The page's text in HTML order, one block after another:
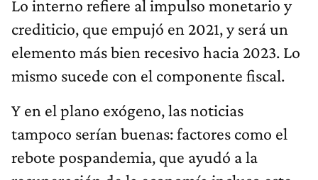
Lo interno refiere al impulso monetario y
crediticio, que empujó en 2021, y será un
elemento más bien recesivo hacia 2023. Lo
mismo sucede con el componente fiscal.
Y en el plano exógeno, las noticias
tampoco serían buenas: factores como el
rebote pospandemia, que ayudó a la